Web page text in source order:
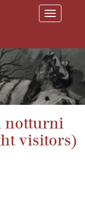
T
o
l
e
n
a
v
i
g
i
n
notturni
visitors)